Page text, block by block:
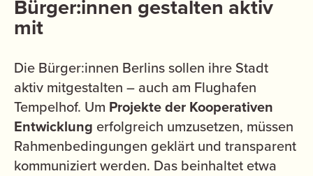
Bürger:innen gestalten aktiv
mit
Die Bürger:innen Berlins sollen ihre Stadt
aktiv mitgestalten – auch am Flughafen
Tempelhof. Um Projekte der Kooperativen
Entwicklung erfolgreich umzusetzen, müssen
Rahmenbedingungen geklärt und transparent
kommuniziert werden. Das beinhaltet etwa